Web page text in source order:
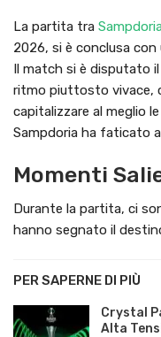
La partita tra Sampdoria
2026, si è conclusa
Il match si è disputato
ritmo piuttosto vivace,
capitalizzare al meglio
Sampdoria ha faticato
Momenti
Durante la partita, ci
hanno segnato il
PER SAPERNE DI PIÙ
Crystal
Alta